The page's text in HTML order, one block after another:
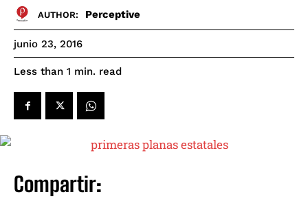
AUTHOR: Perceptive
junio 23, 2016
Less than 1 min. read
Compartir: